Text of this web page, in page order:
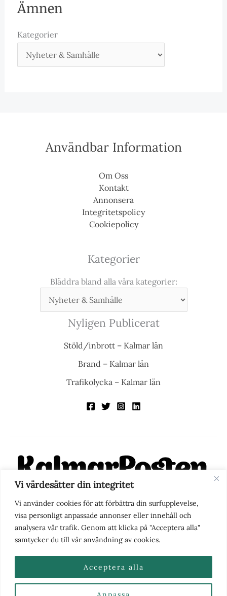
Vi värdesätter din integritet
Vi använder cookies för att förbättra din surfupplevelse,
visa personligt anpassade annonser eller innehåll och
analysera vår trafik. Genom att klicka på "Acceptera alla"
samtycker du till vår användning av cookies.
Acceptera alla
Ämnen
Kategorier
Användbar Information
Om Oss
Kontakt
Annonsera
Integritetspolicy
Cookiepolicy
Kategorier
Bläddra bland alla våra kategorier:
Nyligen Publicerat
Stöld/inbrott – Kalmar län
Brand – Kalmar län
Trafikolycka – Kalmar län
KalmarPosten är en modern lokalnyhetstidning på nätet. Med
fokus på Kalmarregionen, men också med blick för det större
perspektivet, vill vi vara din självklara kanal för nyheter,
berättelser och engagemang. KalmarPosten grundades 1988 och
fick nya ägare 2025.